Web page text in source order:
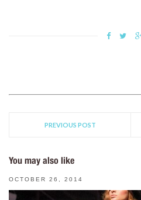
PREVIOUS POST
You may also like
OCTOBER 26, 2014